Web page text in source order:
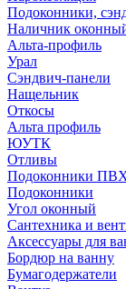
Подоконники,
Наличник
Альта-профиль
Урал
Сэндвич-панели
Нащельник
Откосы
Альта профиль
ЮУТК
Отливы
Подоконники
Подоконники
Угол оконный
Сантехника и
Аксессуары для
Бордюр на ванну
Бумагодержатели